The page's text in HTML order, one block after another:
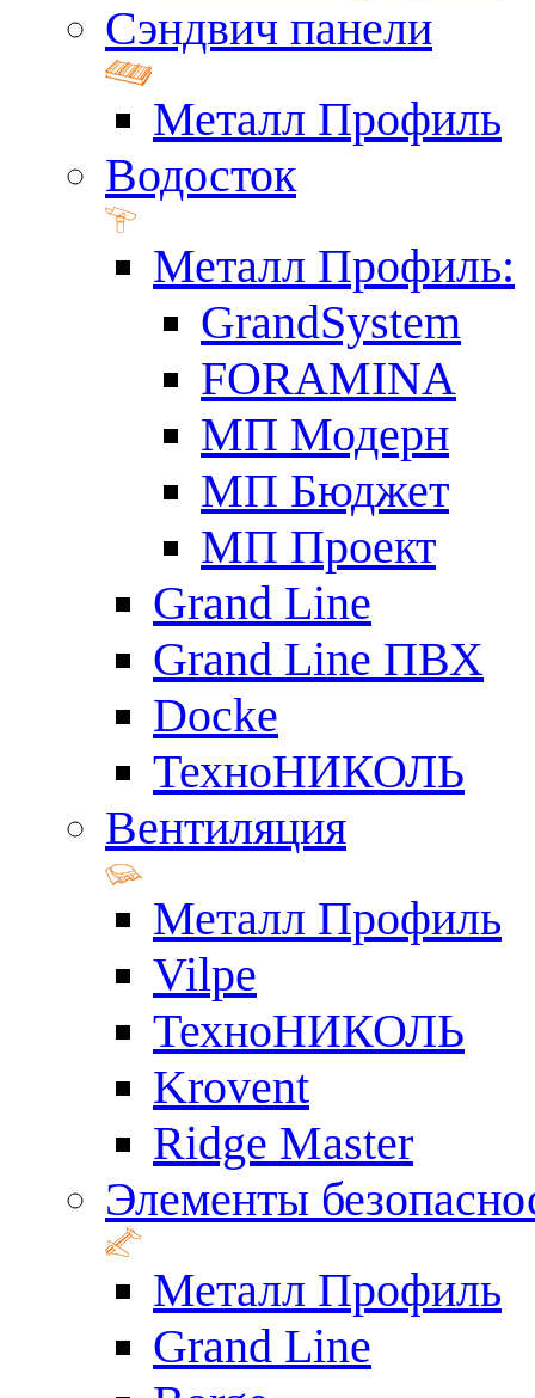
Сэндвич панели
Металл Профиль
Водосток
Металл Профиль:
GrandSystem
FORAMINA
МП Модерн
МП Бюджет
МП Проект
Grand Line
Grand Line ПВХ
Docke
ТехноНИКОЛЬ
Вентиляция
Металл Профиль
Vilpe
ТехноНИКОЛЬ
Krovent
Ridge Master
Элементы
Металл Профиль
Grand Line